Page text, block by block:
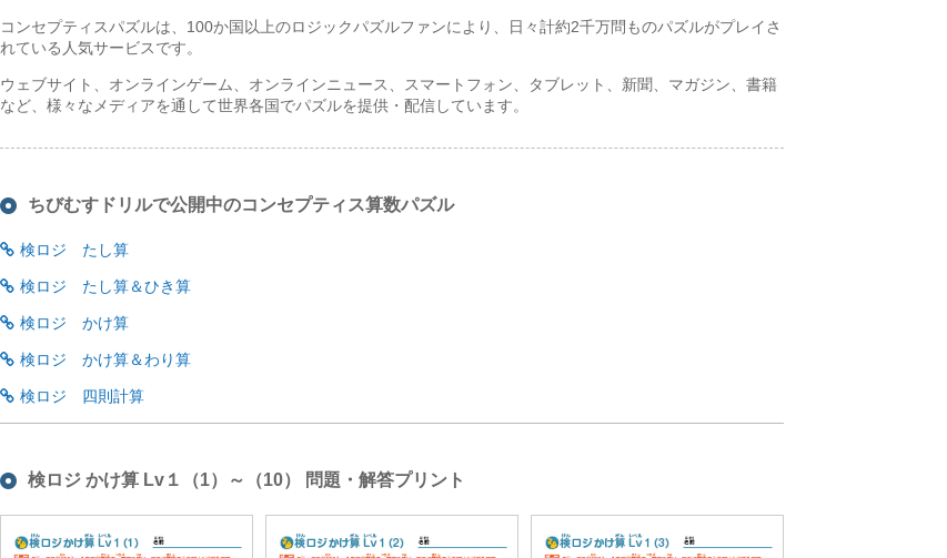
コンセプティスパズルは、100か国以上のロジックパズルファンにより、日々計約2千万問ものパズルがプレイさ
れている人気サービスです。
ウェブサイト、オンラインゲーム、オンラインニュース、スマートフォン、タブレット、新聞、マガジン、書籍
など、様々なメディアを通して世界各国でパズルを提供・配信しています。
ちびむすドリルで公開中のコンセプティス算数パズル
検ロジ たし算
検ロジ たし算＆ひき算
検ロジ かけ算
検ロジ かけ算＆わり算
検ロジ 四則計算
検ロジ かけ算 Lv１（1）～（10） 問題・解答プリント